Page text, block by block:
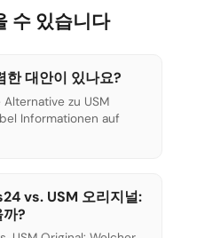
수 있습니다
한 대안이 있나요?
zu USM
Informationen auf
vs. USM 오리지널:
?